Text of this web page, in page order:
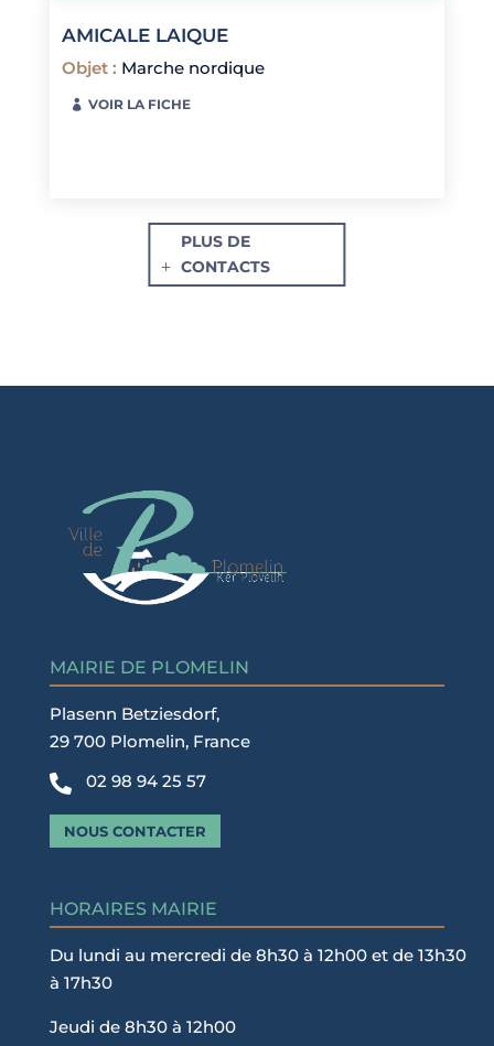
AMICALE LAIQUE
Objet : Marche nordique
VOIR LA FICHE
PLUS DE
CONTACTS
MAIRIE DE PLOMELIN
Plasenn Betziesdorf,
29 700 Plomelin, France
 02 98 94 25 57
NOUS CONTACTER
HORAIRES MAIRIE
Du lundi au mercredi de 8h30 à 12h00 et de 13h30
à 17h30
Jeudi de 8h30 à 12h00